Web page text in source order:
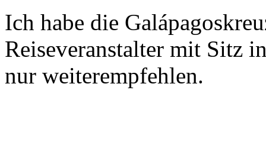
Ich habe die
Reiseveranstalter mit Sitz
nur weiterempfehlen.